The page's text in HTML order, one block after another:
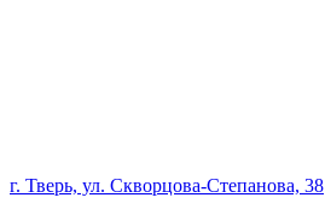
г. Тверь, ул. Скворцова-Степанова, 38